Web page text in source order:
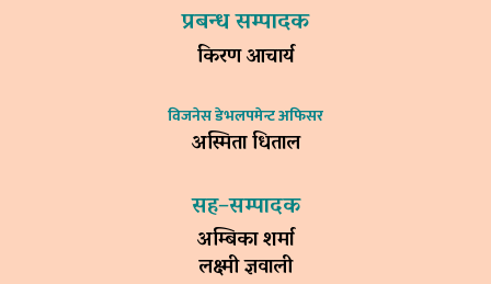
प्रबन्ध सम्पादक
किरण आचार्य
विजनेस डेभलपमेन्ट अफिसर
अस्मिता धिताल
सह–सम्पादक
अम्बिका शर्मा
लक्ष्मी ज्ञवाली